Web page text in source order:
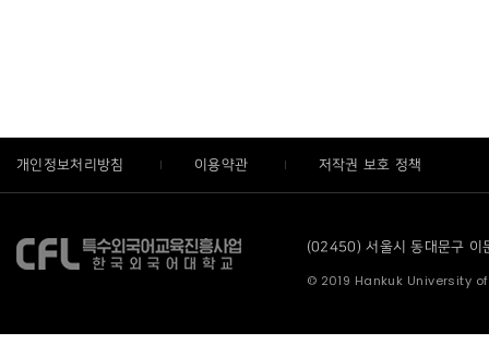
개인정보처리방침 이용약관 저작권 보호 정책
(02450) 서울시 동대문구
© 2019 Hankuk University